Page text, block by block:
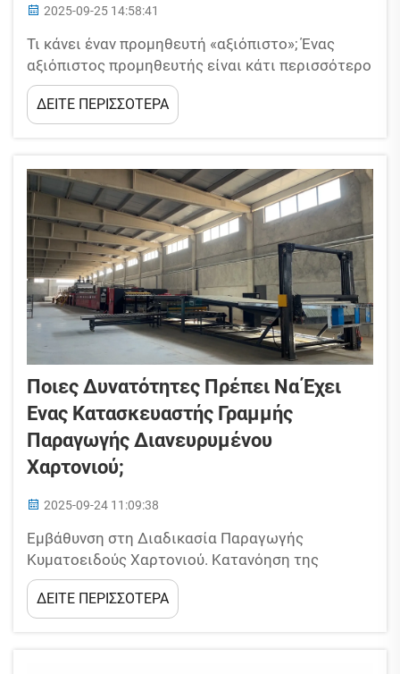
2025-09-25 14:58:41
Τι κάνει έναν προμηθευτή «αξιόπιστο»; Ένας
αξιόπιστος προμηθευτής είναι κάτι περισσότερο
από ένα άτομο που πουλάει μηχανήματα. Βασικά
χαρακτηριστικά περιλαμβάνουν: Εμπειρία και
φήμη: Χρόνια λειτουργίας, θετικά σχόλια
Τεχνική δυνατότητα...
ΔΕΙΤΕ ΠΕΡΙΣΣΟΤΕΡΑ
Ποιες Δυνατότητες Πρέπει Να Έχει
Ένας Κατασκευαστής Γραμμής
Παραγωγής Διανευρυμένου
Χαρτονιού;
2025-09-24 11:09:38
Εμβάθυνση στη Διαδικασία Παραγωγής
Κυματοειδούς Χαρτονιού. Κατανόηση της
Πλήρους Ροής Εργασιών Παραγωγής
Κυματοειδούς Χαρτονιού. Όποιος παράγει
κυματοειδές χαρτόνι πρέπει να γνωρίζει πώς
ΔΕΙΤΕ ΠΕΡΙΣΣΟΤΕΡΑ